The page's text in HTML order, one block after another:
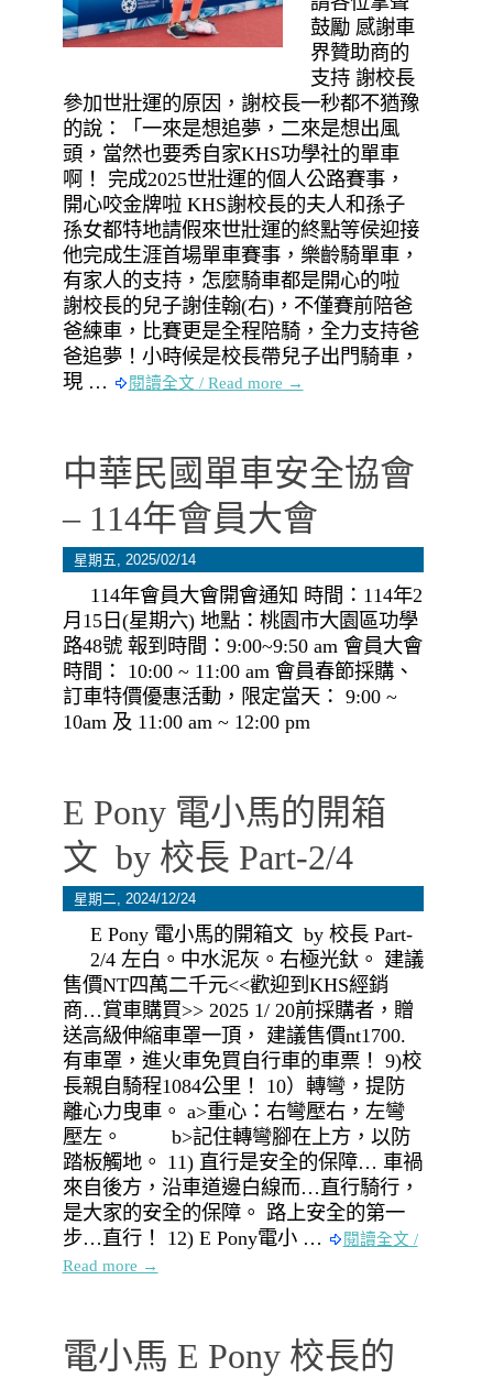
鼓勵 感謝車
界贊助商的
支持 謝校長
參加世壯運的原因，謝校長一秒都不猶豫
的說：「一來是想追夢，二來是想出風
頭，當然也要秀自家KHS功學社的單車
啊！ 完成2025世壯運的個人公路賽事，
開心咬金牌啦 KHS謝校長的夫人和孫子
孫女都特地請假來世壯運的終點等侯迎接
他完成生涯首場單車賽事，樂齡騎單車，
有家人的支持，怎麼騎車都是開心的啦
謝校長的兒子謝佳翰(右)，不僅賽前陪爸
爸練車，比賽更是全程陪騎，全力支持爸
爸追夢！小時候是校長帶兒子出門騎車，
現 …
閱讀全文 / Read more →
中華民國單車安全協會
– 114年會員大會
星期五, 2025/02/14
114年會員大會開會通知 時間：114年2
月15日(星期六) 地點：桃園市大園區功學
路48號 報到時間：9:00~9:50 am 會員大會
時間： 10:00 ~ 11:00 am 會員春節採購、
訂車特價優惠活動，限定當天： 9:00 ~
10am 及 11:00 am ~ 12:00 pm
E Pony 電小馬的開箱
文 by 校長 Part-2/4
星期二, 2024/12/24
E Pony 電小馬的開箱文 by 校長 Part-
2/4 左白。中水泥灰。右極光釱。 建議
售價NT四萬二千元<<歡迎到KHS經銷
商…賞車購買>> 2025 1/ 20前採購者，贈
送高級伸縮車罩一頂， 建議售價nt1700.
有車罩，進火車免買自行車的車票！ 9)校
長親自騎程1084公里！ 10）轉彎，提防
離心力曳車。 a>重心：右彎壓右，左彎
壓左。 b>記住轉彎腳在上方，以防
踏板觸地。 11) 直行是安全的保障… 車禍
來自後方，沿車道邊白線而…直行騎行，
是大家的安全的保障。 路上安全的第一
步…直行！ 12) E Pony電小 …
閱讀全文 /
Read more →
電小馬 E Pony 校長的